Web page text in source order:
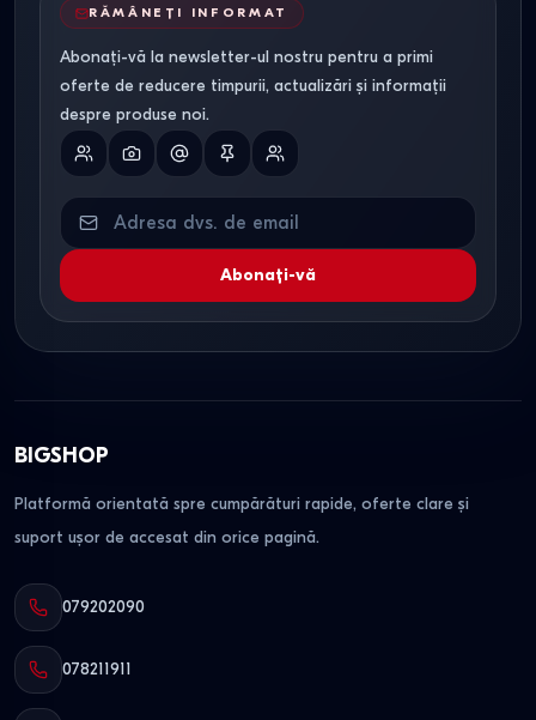
mese și scaune în Chișinău cu livrare în Moldova:
adaptată bugetului personal.
Logistică. Livrare sigură și rapidă, cu ambalare
profesională pentru prevenirea daunelor în tranzit.
Consultanță.Echipa noastră vă poate ajuta să
identificați setul perfect, comparând caracteristicile
tehnice (dimensiuni, greutate, tipul de finisaj).
RĂMÂNEȚI INFORMAT
Abonați-vă la newsletter-ul nostru pentru a primi
oferte de reducere timpurii, actualizări și informații
despre produse noi.
Abonați-vă
BIGSHOP
Platformă orientată spre cumpărături rapide, oferte clare și
suport ușor de accesat din orice pagină.
079202090
078211911